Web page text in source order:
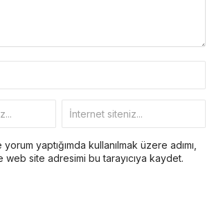
yaptığımda kullanılmak üzere adımı,
site adresimi bu tarayıcıya kaydet.